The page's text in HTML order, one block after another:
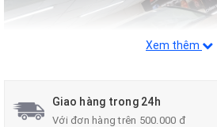
Xem thêm
Giao hàng trong 24h
Với đơn hàng trên 500.000 đ